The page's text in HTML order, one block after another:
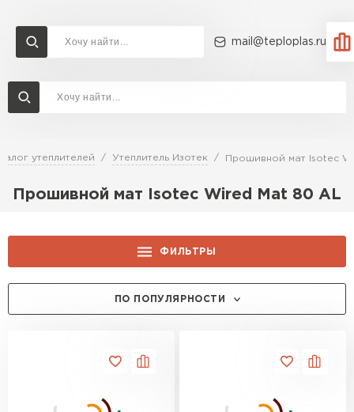
mail@teploplas.ru
утеплителей Утеплитель Изотек Прошивной мат Isotec
Прошивной мат Isotec Wired Mat 80 AL
ФИЛЬТРЫ
ДЛИНА, ММ:
ПО ПОПУЛЯРНОСТИ
Доставка и оплата
Перейти в каталог
Утеплитель Ветонит
Утеплитель MasterPLEX
Утеплитель Rockwool
Утеплитель Knauf
Утеплитель Isover